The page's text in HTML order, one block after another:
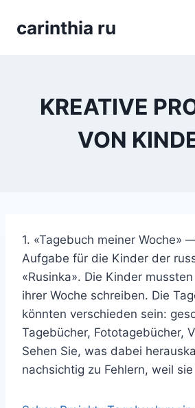
carinthia ru
KREATIVE
VON
1. «Tagebuch meiner Woche»
Aufgabe für die Kinder der
«Rusinka». Die Kinder
ihrer Woche schreiben. Die
könnten verschieden sein:
Tagebücher, Fototagebücher,
Sehen Sie, was dabei
nachsichtig zu Fehlern, weil